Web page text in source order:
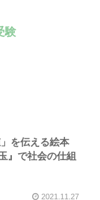
験
を伝える絵本
』で社会の仕組
2021.11.27